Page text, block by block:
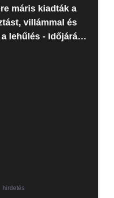
máris kiadták a
villámmal és
lehűlés - Időjárás-
hirdetés